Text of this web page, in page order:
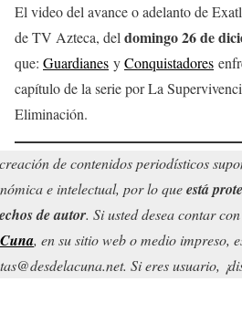
El video del avance o adelanto de
de TV Azteca, del domingo 26de
que: Guardianes yConquistadores
capítulo de la serie por La
Eliminación.
de contenidos periodísticos
e intelectual, por lo queestá
de autor. Si usted desea contar
, en su sitio web o medio impreso,
Si eres usuario,